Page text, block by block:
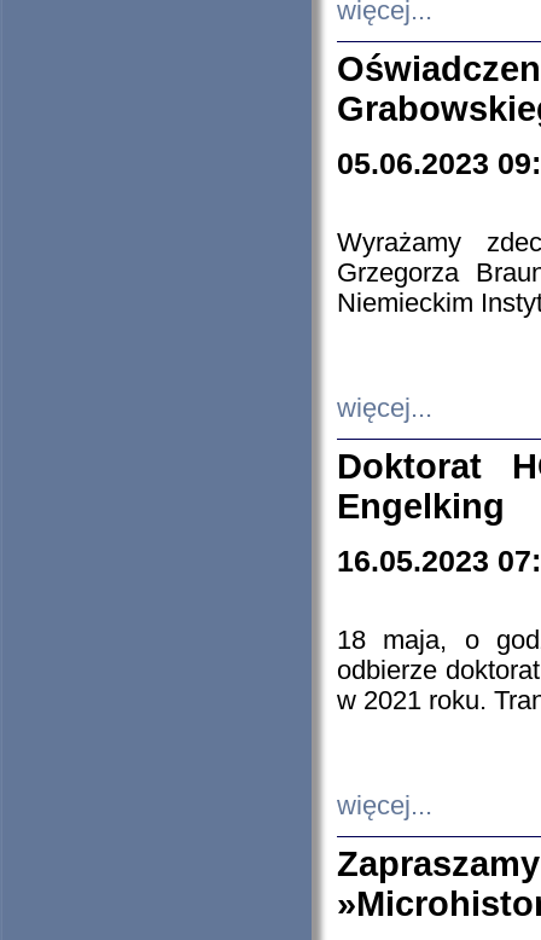
więcej...
05.06.2023
Wyrażamy
Grzegorza
Niemieckim
więcej...
Doktorat
Engelking
16.05.2023
18 maja, o
odbierze
w 2021 roku.
więcej...